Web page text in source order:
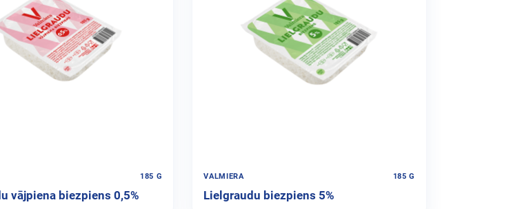
185 G
vājpiena biezpiens 0,5%
VALMIERA 185 G
Lielgraudu biezpiens 5%